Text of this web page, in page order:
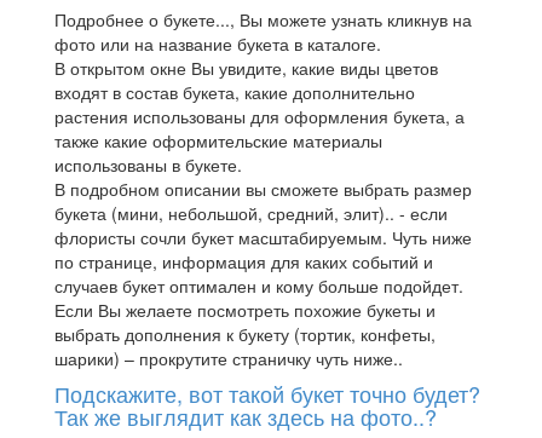
Подробнее о букете..., Вы можете узнать кликнув на
фото или на название букета в каталоге.
В открытом окне Вы увидите, какие виды цветов
входят в состав букета, какие дополнительно
растения использованы для оформления букета, а
также какие оформительские материалы
использованы в букете.
В подробном описании вы сможете выбрать размер
букета (мини, небольшой, средний, элит).. - если
флористы сочли букет масштабируемым. Чуть ниже
по странице, информация для каких событий и
случаев букет оптимален и кому больше подойдет.
Если Вы желаете посмотреть похожие букеты и
выбрать дополнения к букету (тортик, конфеты,
шарики) – прокрутите страничку чуть ниже..
Подскажите, вот такой букет точно будет?
Так же выглядит как здесь на фото..?